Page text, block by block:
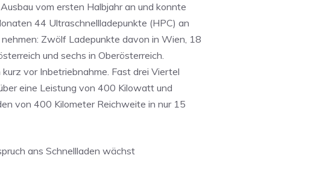
vom ersten Halbjahr an und konnte
44 Ultraschnellladepunkte (HPC) an
Zwölf Ladepunkte davon in Wien, 18
und sechs in Oberösterreich.
vor Inbetriebnahme. Fast drei Viertel
eine Leistung von 400 Kilowatt und
von 400 Kilometer Reichweite in nur 15
ans Schnellladen wächst